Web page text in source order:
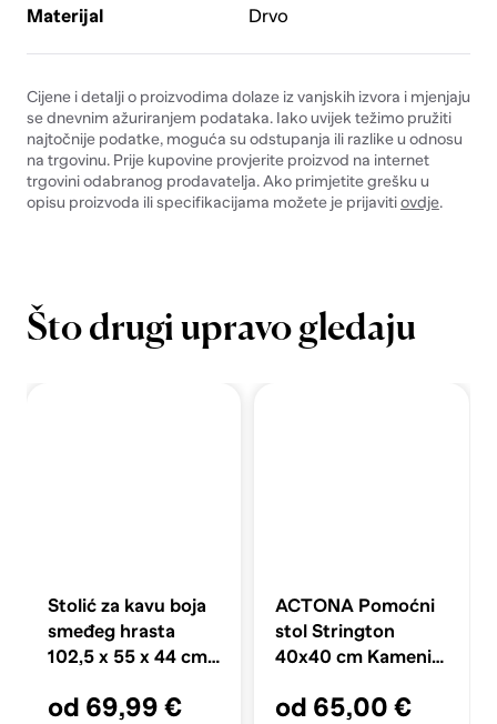
Materijal Drvo
Cijene i detalji o proizvodima dolaze iz vanjskih izvora i mjenjaju
se dnevnim ažuriranjem podataka. Iako uvijek težimo pružiti
najtočnije podatke, moguća su odstupanja ili razlike u odnosu
na trgovinu. Prije kupovine provjerite proizvod na internet
trgovini odabranog prodavatelja. Ako primjetite grešku u
opisu proizvoda ili specifikacijama možete je prijavitiovdje.
Što drugi upravo gledaju
Stolić za kavu boja
smeđeg hrasta
102,5 x 55 x 44 cm
od 69,99 €
ACTONA Pomoćni
stol Strington
40x40 cm Kameni
od 65,00 €